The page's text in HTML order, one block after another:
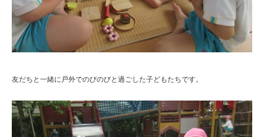
友だちと一緒に戸外でのびのびと過ごした子どもたちです。